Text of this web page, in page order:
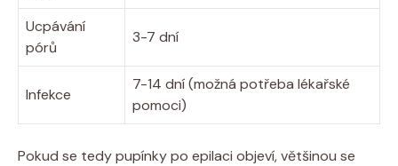
Ucpávání
pórů
3-7 dní
Infekce
7-14 dní ⁣(možná potřeba lékařské
pomoci)
Pokud ‌se tedy pupínky ⁤po epilaci objeví, ⁢většinou se